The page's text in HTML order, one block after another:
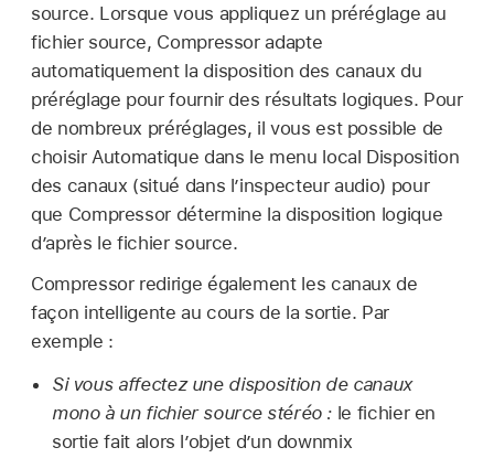
source. Lorsque vous appliquez un préréglage au
fichier source, Compressor adapte
automatiquement la disposition des canaux du
préréglage pour fournir des résultats logiques. Pour
de nombreux préréglages, il vous est possible de
choisir Automatique dans le menu local Disposition
des canaux (situé dans l’inspecteur audio) pour
que Compressor détermine la disposition logique
d’après le fichier source.
Compressor redirige également les canaux de
façon intelligente au cours de la sortie. Par
exemple :
Si vous affectez une disposition de canaux
mono à un fichier source stéréo : le fichier en
sortie fait alors l’objet d’un downmix